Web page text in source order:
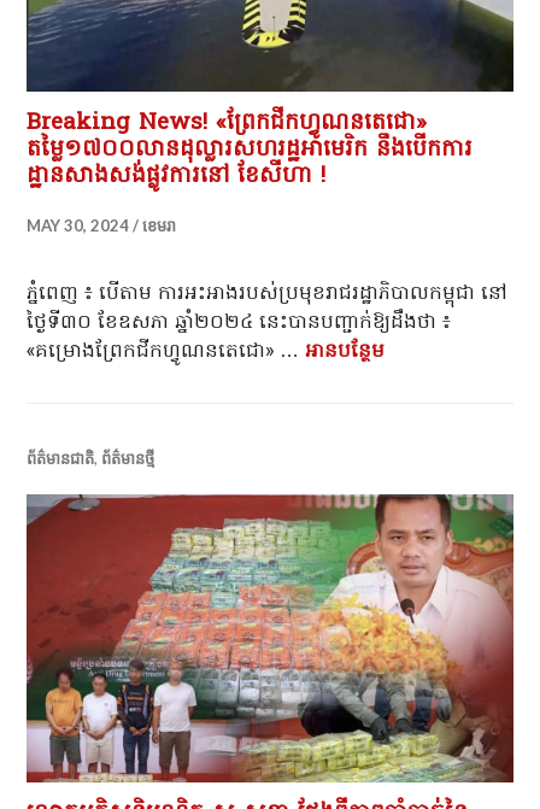
Breaking News! «ព្រែកជីកហ្វូណនតេជោ»
តម្លៃ១៧០០លានដុល្លារសហរដ្ឋអាមេរិក នឹងបើកការ
ដ្ឋានសាងសង់ផ្លូវការនៅ ខែសីហា !
MAY 30, 2024 ខេមរា
ភ្នំពេញ ៖ បើតាម ការអះអាងរបស់ប្រមុខរាជរដ្ឋាភិបាលកម្ពុជា នៅ
ថ្ងៃទី៣០ ខែឧសភា ឆ្នាំ២០២៤ នេះបានបញ្ជាក់ឱ្យដឹងថា ៖
«គម្រោងព្រែកជីកហ្វូណនតេជោ» …អាន​បន្ថែម
ព័ត៌មានជាតិ, ព័ត៌មានថ្មី